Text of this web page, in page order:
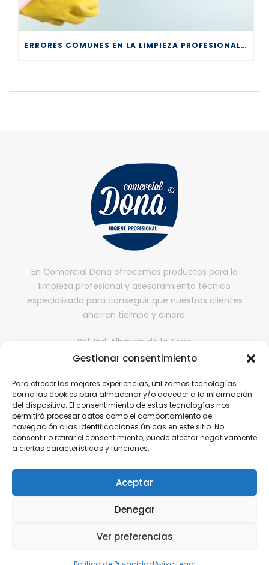
Gestionar consentimiento
Para ofrecer las mejores experiencias, utilizamos tecnologías
como las cookies para almacenar y/o acceder a la información
del dispositivo. El consentimiento de estas tecnologías nos
permitirá procesar datos como el comportamiento de
navegación o las identificaciones únicas en este sitio. No
consentir o retirar el consentimiento, puede afectar negativamente
a ciertas características y funciones.
Aceptar
Denegar
Ver preferencias
ERRORES COMUNES EN LA LIMPIEZA PROFESIONAL Y CÓMO EVITARLOS
En Comercial Dona ofrecemos productos para la
limpieza profesional y asesoramiento técnico
especializado para conseguir que nuestros clientes
ahorren tiempo y dinero.
Pol. Ind. Alhaurín de la Torre
II fase, Nave 65,
comercialdona@gmail.com
952 416 199 | 646 608 584
Política de Privacidad
Política de cookies
Política de Calidad